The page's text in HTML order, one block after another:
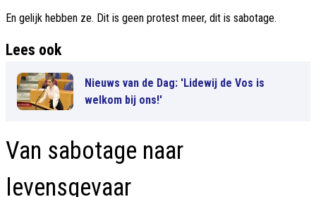
En gelijk hebben ze. Dit is geen protest meer, dit is sabotage.
Lees ook
Nieuws van de Dag: 'Lidewij de Vos is
welkom bij ons!'
Van sabotage naar
levensgevaar